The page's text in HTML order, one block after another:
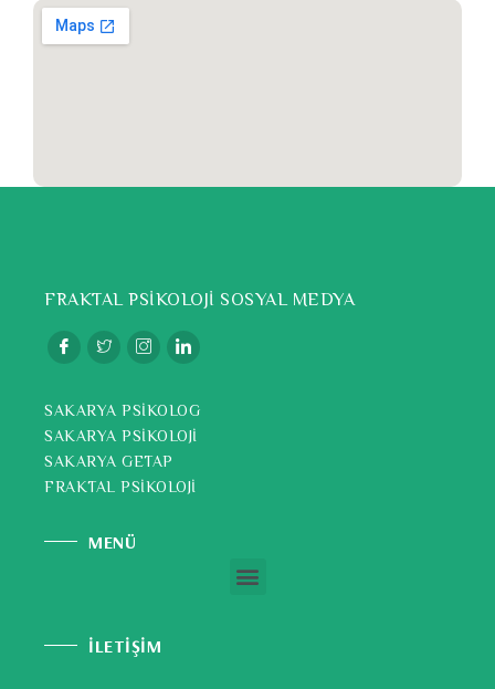
FRAKTAL PSİKOLOJİ SOSYAL MEDYA
SAKARYA PSİKOLOG
SAKARYA PSİKOLOJİ
SAKARYA GETAP
FRAKTAL PSİKOLOJİ
MENÜ
İLETİŞİM